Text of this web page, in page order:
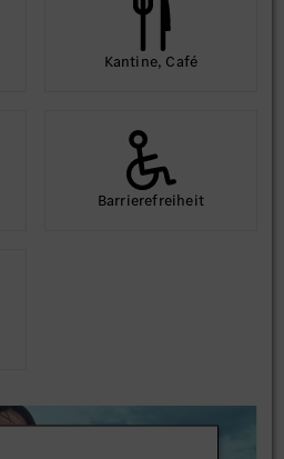
Kantine, Café
Barriere­frei­heit